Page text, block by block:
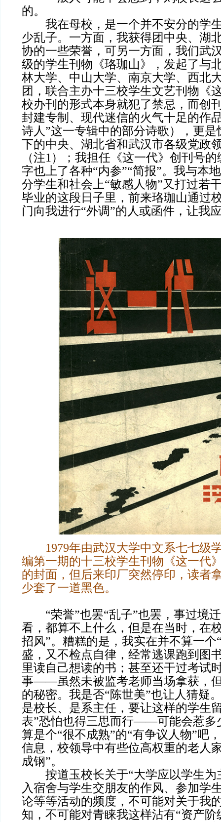
的。
我在母校，是一个并不安分的学
少乱子。一方面，我获得团中央、湖
协的一些荣誉，可另一方面，我们武
级的学生刊物《珞珈山》，发起了与
林大学、中山大学、南京大学、西北
团，联合主办十三校学生文艺刊物《
校办刊的形式本身就犯了禁忌，而创
封建专制、现代迷信的火气十足的作
诗人”这一专辑中的部分诗歌），更
下的中央、湖北省和武汉市各级党政
（注1）；我担任《这一代》创刊号
字也上了各种“内参”“简报”。我与本
分学生和社会上“敏感人物”又打过若
毕业的这段日子里，前来珞珈山通过
门向我进行“外调”的人或函件，让我
1979年由武汉大学中文系七七级
编第一期的十三校学生刊物《这一代
的封面，但后来印厂突然停印，读者
少套了一道黑色。
“荣誉”也罢“乱子”也罢，事过境
看，都算不上什么，但是在当时，在
招风”。糟糕的是，我实在并不算一个
盛，又不检点自律，经常逃课跑到图
里读自己想读的书；甚至还干过考试
事——虽然未被监考老师当场拿获，
的秘密。我是否“陈世美”也让人猜疑
是校长、是系主任，要让这样的学生
表”恐怕也得三思而行——可能会惹多
算是个“很不成熟”的“有争议人物”吧
信息，校领导中有些位高权重的老人
成钢”。
按道玉校长关于“大学应以学生为
入宿舍与学生交朋友的作风、参加学
论等等活动的频度，不可能对关于我
知，不可能对青睐我这样沾有“资产阶